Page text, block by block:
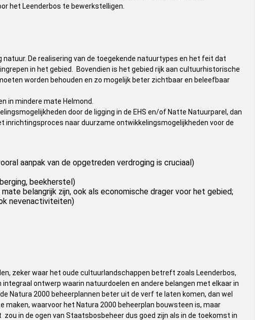
het Leenderbos te bewerkstelligen.
De realisering van de toegekende natuurtypes en het feit dat
in het gebied. Bovendien is het gebied rijk aan cultuurhistorische
worden behouden en zo mogelijk beter zichtbaar en beleefbaar
in mindere mate Helmond.
door de ligging in de EHS en/of Natte Natuurparel, dan
naar duurzame ontwikkelingsmogelijkheden voor de
aanpak van de opgetreden verdroging is cruciaal)
beekherstel)
belangrijk zijn, ook als economische drager voor het gebied;
nevenactiviteiten)
zeker waar het oude cultuurlandschappen betreft zoals Leenderbos,
ontwerp waarin natuurdoelen en andere belangen met elkaar in
2000 beheerplannen beter uit de verf te laten komen, dan wel
waarvoor het Natura 2000 beheerplan bouwsteen is, maar
in de ogen van Staatsbosbeheer dus goed zijn als in de toekomst in